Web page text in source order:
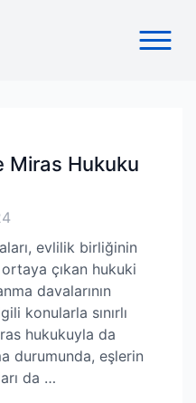
Miras Hukuku
evlilik birliğinin
çıkan hukuki
davalarının
konularla sınırlı
hukukuyla da
durumunda, eşlerin
da …